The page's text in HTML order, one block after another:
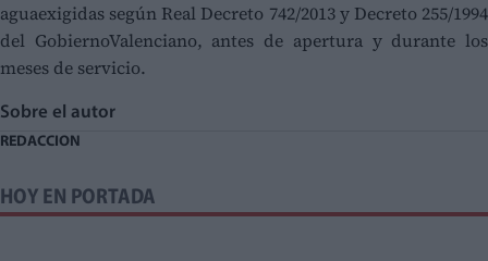
aguaexigidas según Real Decreto 742/2013 y Decreto 255/1994
del GobiernoValenciano, antes de apertura y durante los
meses de servicio.
Sobre el autor
REDACCION
HOY EN PORTADA